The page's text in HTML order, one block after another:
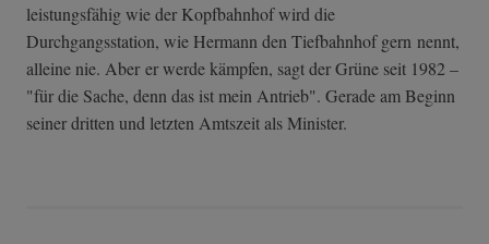
leistungsfähig wie der Kopfbahnhof wird die
Durchgangsstation, wie Hermann den Tiefbahnhof gern nennt,
alleine nie. Aber er werde kämpfen, sagt der Grüne seit 1982 –
"für die Sache, denn das ist mein Antrieb". Gerade am Beginn
seiner dritten und letzten Amtszeit als Minister.